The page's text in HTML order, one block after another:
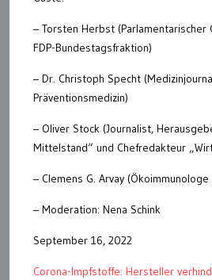
– Torsten Herbst (Parlamentarischer
FDP-Bundestagsfraktion)
– Dr. Christoph Specht
Präventionsmedizin)
– Oliver Stock (Journalist,
Mittelstand“ und Chefredakteur
– Clemens G. Arvay
– Moderation: Nena Schink
September 16, 2022
Corona-Impfstoffe: Hersteller